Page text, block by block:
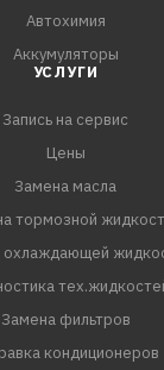
GSL35
Автохимия
Аккумуляторы
УСЛУГИ
Запись на сервис
Цены
Замена масла
тормозной
охлаждающей
Замена фильтров
кондиционеров